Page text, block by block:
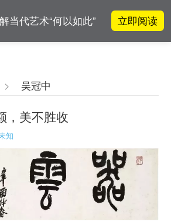
当代艺术“何以如此” 立即阅读
和自由中确立艺术价
领衔 作为群体的早期
家
> 吴冠中
，美不胜收
知